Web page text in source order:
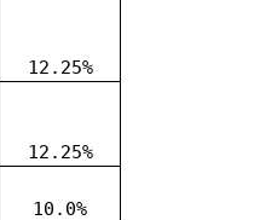
12.25%
12.25%
10.0%